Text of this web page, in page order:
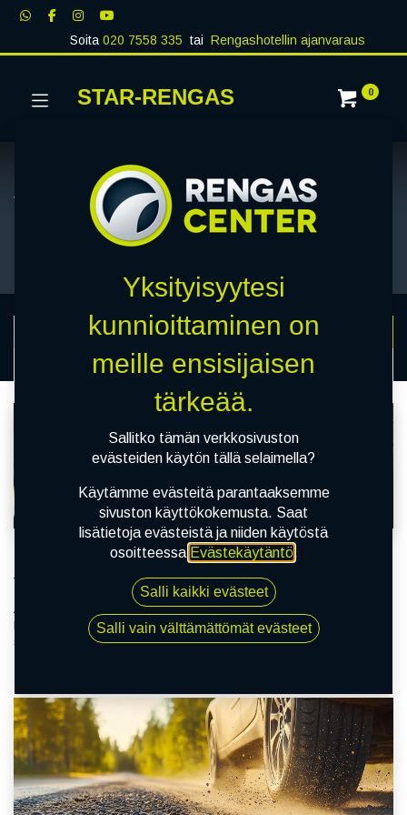
Soita020 7558 335 tai Rengashotellin ajanvaraus
STAR-RENGAS 0
Vinkkejä autoilijoille
Vinkkejä autoilijoille
Rengashotellin hyödyt – helppoutta,
turvallisuutta ja säästöä autoilijalle
Auton renkaiden kausivaihto on monelle autoilijalle tuttu rutiini, mutta
harva tulee ajatelleeksi, kuinka paljon aikaa, vaivaa ja jopa rahaa voi
säästää käyttämällä rengashotellipalvelua. Rengashotell...
Yksityisyytesi
kunnioittaminen on
meille ensisijaisen
tärkeää.
Sallitko tämän verkkosivuston
evästeiden käytön tällä selaimella?
Käytämme evästeitä parantaaksemme
sivuston käyttökokemusta. Saat
lisätietoja evästeistä ja niiden käytöstä
osoitteessa Evästekäytäntö.
Salli kaikki evästeet
Salli vain välttämättömät evästeet